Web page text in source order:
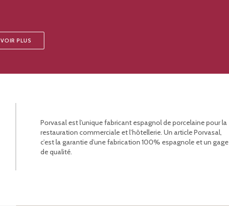
VOIR PLUS
Porvasal est l’unique fabricant espagnol de porcelaine pour la
restauration commerciale et l’hôtellerie. Un article Porvasal,
c’est la garantie d’une fabrication 100% espagnole et un gage
de qualité.